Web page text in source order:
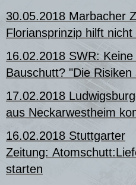
30.05.2018 Marbacher
Floriansprinzip hilft nicht
16.02.2018 SWR:
Bauschutt? "Die Risiken
17.02.2018
aus Neckarwestheim
16.02.2018 Stuttgarter
Zeitung:
starten